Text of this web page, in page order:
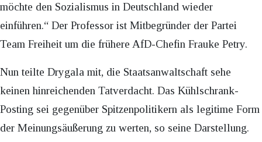
möchte den Sozialismus in Deutschland wieder
einführen.“ Der Professor ist Mitbegründer der Partei
Team Freiheit um die frühere AfD-Chefin Frauke Petry.
Nun teilte Drygala mit, die Staatsanwaltschaft sehe
keinen hinreichenden Tatverdacht. Das Kühlschrank-
Posting sei gegenüber Spitzenpolitikern als legitime Form
der Meinungsäußerung zu werten, so seine Darstellung.